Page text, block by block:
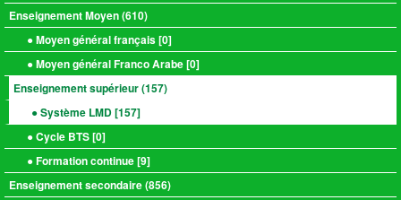
Enseignement Moyen (610)
● Moyen général français [0]
● Moyen général Franco Arabe [0]
Enseignement supérieur (157)
● Système LMD [157]
● Cycle BTS [0]
● Formation continue [9]
Enseignement secondaire (856)